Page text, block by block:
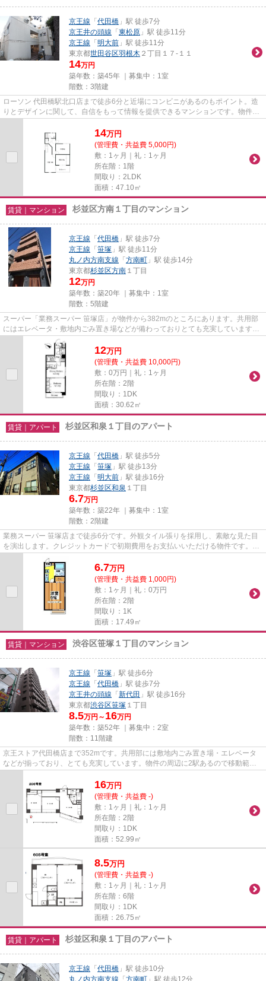
京王線 「代田橋 」駅 徒歩7分
京王井の頭線 「東松原 」駅 徒歩11分
京王線 「明大前 」駅 徒歩11分
東京都世田谷区羽根木 ２丁目１７-１１
14万円
築年数：築45年 ｜募集中： 1室
階数：3階建
ローソン 代田橋駅北口店まで徒歩6分と近場にコンビニがあるのもポイント。造
りとデザインに関して、自信をもって情報を提供できるマンションです。物件の
周辺に2駅あるので移動範囲も...
14万円
(管理費・共益費 5,000円)
敷：1ヶ月｜礼：1ヶ月
所在階：1階
間取り：2LDK
面積：47.10㎡
賃貸｜マンション 杉並区方南１丁目のマンション
京王線 「代田橋 」駅 徒歩7分
京王線 「笹塚 」駅 徒歩11分
丸ノ内方南支線 「方南町 」駅 徒歩14分
東京都杉並区方南 １丁目
12万円
築年数：築20年 ｜募集中： 1室
階数：5階建
スーパー「業務スーパー 笹塚店」が物件から382mのところにあります。共用部
にはエレベータ・敷地内ごみ置き場などが備わっておりとても充実しています。
造りとデザインに関して、自信...
12万円
(管理費・共益費 10,000円)
敷：0万円｜礼：1ヶ月
所在階：2階
間取り：1DK
面積：30.62㎡
賃貸｜アパート 杉並区和泉１丁目のアパート
京王線 「代田橋 」駅 徒歩5分
京王線 「笹塚 」駅 徒歩13分
京王線 「明大前 」駅 徒歩16分
東京都杉並区和泉 １丁目
6.7万円
築年数：築22年 ｜募集中： 1室
階数：2階建
業務スーパー 笹塚店まで徒歩6分です。外観タイル張りを採用し、素敵な見た目
を演出します。クレジットカードで初期費用をお支払いいただける物件です。通
風良好な条件は健康面でも大...
6.7万円
(管理費・共益費 1,000円)
敷：1ヶ月｜礼：0万円
所在階：2階
間取り：1K
面積：17.49㎡
賃貸｜マンション 渋谷区笹塚１丁目のマンション
京王線 「笹塚 」駅 徒歩6分
京王線 「代田橋 」駅 徒歩7分
京王井の頭線 「新代田 」駅 徒歩16分
東京都渋谷区笹塚 １丁目
8.5万円～ 16万円
築年数：築52年 ｜募集中： 2室
階数：11階建
京王ストア代田橋店まで352mです。共用部には敷地内ごみ置き場・エレベータ
などが揃っており、とても充実しています。物件の周辺に2駅あるので移動範囲
も広がります。地上11階建ての物...
16万円
(管理費・共益費 -)
敷：1ヶ月｜礼：1ヶ月
所在階：2階
間取り：1DK
面積：52.99㎡
8.5万円
(管理費・共益費 -)
敷：1ヶ月｜礼：1ヶ月
所在階：6階
間取り：1DK
面積：26.75㎡
賃貸｜アパート 杉並区和泉１丁目のアパート
京王線 「代田橋 」駅 徒歩10分
丸ノ内方南支線 「方南町 」駅 徒歩12分